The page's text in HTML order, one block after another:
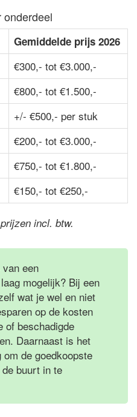
onderdeel
Gemiddelde prijs 2026
€300,- tot €3.000,-
€800,- tot €1.500,-
+/- €500,- per stuk
€200,- tot €3.000,-
€750,- tot €1.800,-
€150,- tot €250,-
incl. btw.
een
mogelijk? Bij een
wat je wel en niet
op de kosten
of beschadigde
Daarnaast is het
de goedkoopste
buurt in te